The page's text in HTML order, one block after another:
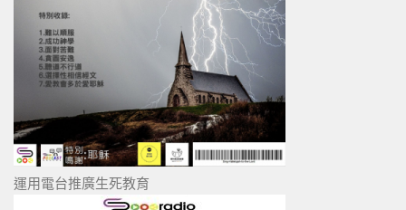
運用電台推廣生死教育